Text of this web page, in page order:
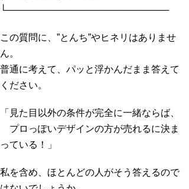
└─────────────────────────
この質問に、”とんち”やヒネリはありませ
ん。
普通に考えて、パッと浮かんだまま答えて
ください。
「見た目以外の条件が完全に一緒ならば、
プロっぽいデザインの方が売れるに決ま
っている！」
私を含め、ほとんどの人がそう答えるので